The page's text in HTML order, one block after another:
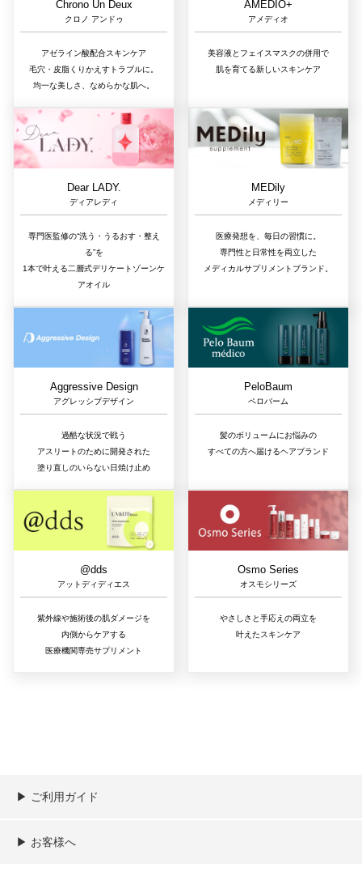
Chrono Un Deux
クロノ アンドゥ
アゼライン酸配合スキンケア
毛穴・皮脂くりかえすトラブルに。
均一な美しさ、なめらかな肌へ。
AMEDIO+
アメディオ
美容液とフェイスマスクの併用で
肌を育てる新しいスキンケア
Dear LADY.
ディアレディ
専門医監修の“洗う・うるおす・整え
る”を
1本で叶える二層式デリケートゾーンケ
アオイル
MEDily
メディリー
医療発想を、毎日の習慣に。
専門性と日常性を両立した
メディカルサプリメントブランド。
Aggressive Design
アグレッシブデザイン
過酷な状況で戦う
アスリートのために開発された
塗り直しのいらない日焼け止め
PeloBaum
ペロバーム
髪のボリュームにお悩みの
すべての方へ届けるヘアブランド
@dds
アットディディエス
紫外線や施術後の肌ダメージを
内側からケアする
医療機関専売サプリメント
Osmo Series
オスモシリーズ
やさしさと手応えの両立を
叶えたスキンケア
▶︎ ご利用ガイド
ご利用ガイド
決済／配送／送料について
取り扱い商品一覧
顧客情報の取扱について
特定商取引法の表記
▶︎ お客様へ